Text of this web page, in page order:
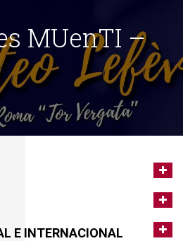
MUenTI –
E INTERNACIONAL